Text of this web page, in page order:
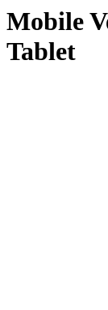
Mobile
Tablet